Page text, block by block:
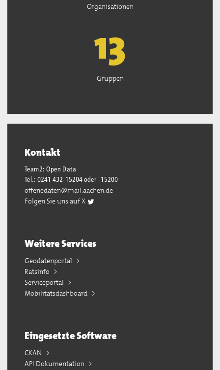
Organisationen
13
Gruppen
Kontakt
Team2: Open Data
Tel.: 0241 432-15204 oder -15200
offenedaten@mail.aachen.de
Folgen Sie uns auf X
Weitere Services
Geodatenportal
Ratsinfo
Serviceportal
Mobilitätsdashboard
Eingesetzte Software
CKAN
API Dokumentation